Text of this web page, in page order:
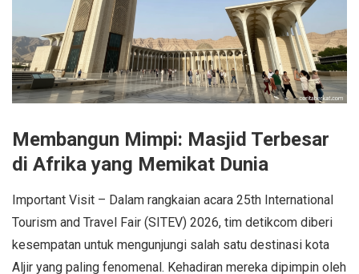
Membangun Mimpi: Masjid Terbesar
di Afrika yang Memikat Dunia
Important Visit – Dalam rangkaian acara 25th International
Tourism and Travel Fair (SITEV) 2026, tim detikcom diberi
kesempatan untuk mengunjungi salah satu destinasi kota
Aljir yang paling fenomenal. Kehadiran mereka dipimpin oleh